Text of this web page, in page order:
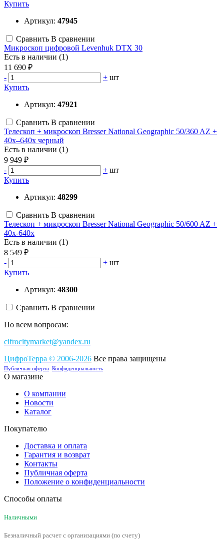
Купить
Артикул: 47945
Сравнить В сравнении
Микроскоп цифровой Levenhuk DTX 30
Есть в наличии (1)
11 690 ₽
-
+ шт
Купить
Артикул: 47921
Сравнить В сравнении
Телескоп + микроскоп Bresser National Geographic 50/360 AZ +
40x–640x черный
Есть в наличии (1)
9 949 ₽
-
+ шт
Купить
Артикул: 48299
Сравнить В сравнении
Телескоп + микроскоп Bresser National Geographic 50/600 AZ +
40x-640x
Есть в наличии (1)
8 549 ₽
-
+ шт
Купить
Артикул: 48300
Сравнить В сравнении
По всем вопросам:
cifrocitymarket@yandex.ru
ЦифроТерра © 2006-2026 Все права защищены
Публичная оферта Конфиденциальность
О магазине
О компании
Новости
Каталог
Покупателю
Доставка и оплата
Гарантия и возврат
Контакты
Публичная оферта
Положение о конфиденциальности
Способы оплаты
Наличными
Безналичный расчет с организациями (по счету)